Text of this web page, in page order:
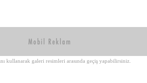
kullanarak galeri resimleri arasında geçiş yapabilirsiniz.